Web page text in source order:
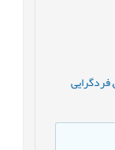
فردگرایی